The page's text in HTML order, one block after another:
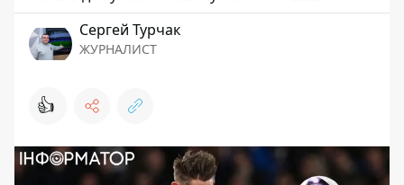
Сергей Турчак
ЖУРНАЛИСТ
👍